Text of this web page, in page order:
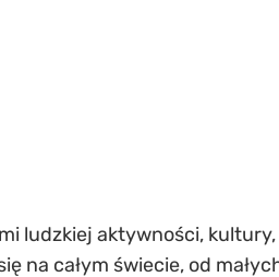
ludzkiej aktywności,
na całym świecie, od